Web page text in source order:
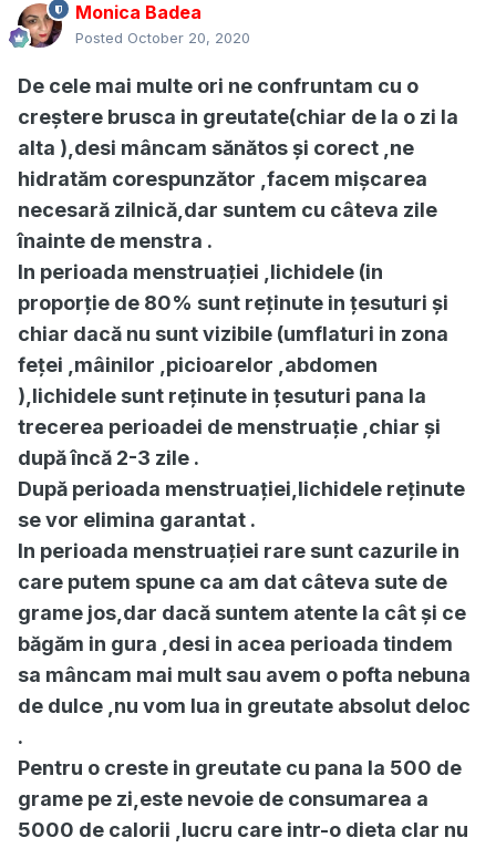
Monica Badea
Posted October 20, 2020
De cele mai multe ori ne confruntam cu o
creștere brusca in greutate(chiar de la o zi la
alta ),desi mâncam sănătos și corect ,ne
hidratăm corespunzător ,facem mișcarea
necesară zilnică,dar suntem cu câteva zile
înainte de menstra .
In perioada menstruației ,lichidele (in
proporție de 80% sunt reținute in țesuturi și
chiar dacă nu sunt vizibile (umflaturi in zona
feței ,mâinilor ,picioarelor ,abdomen
),lichidele sunt reținute in țesuturi pana la
trecerea perioadei de menstruație ,chiar și
după încă 2-3 zile .
După perioada menstruației,lichidele reținute
se vor elimina garantat .
In perioada menstruației rare sunt cazurile in
care putem spune ca am dat câteva sute de
grame jos,dar dacă suntem atente la cât și ce
băgăm in gura ,desi in acea perioada tindem
sa mâncam mai mult sau avem o pofta nebuna
de dulce ,nu vom lua in greutate absolut deloc
.
Pentru o creste in greutate cu pana la 500 de
grame pe zi,este nevoie de consumarea a
5000 de calorii ,lucru care intr-o dieta clar nu